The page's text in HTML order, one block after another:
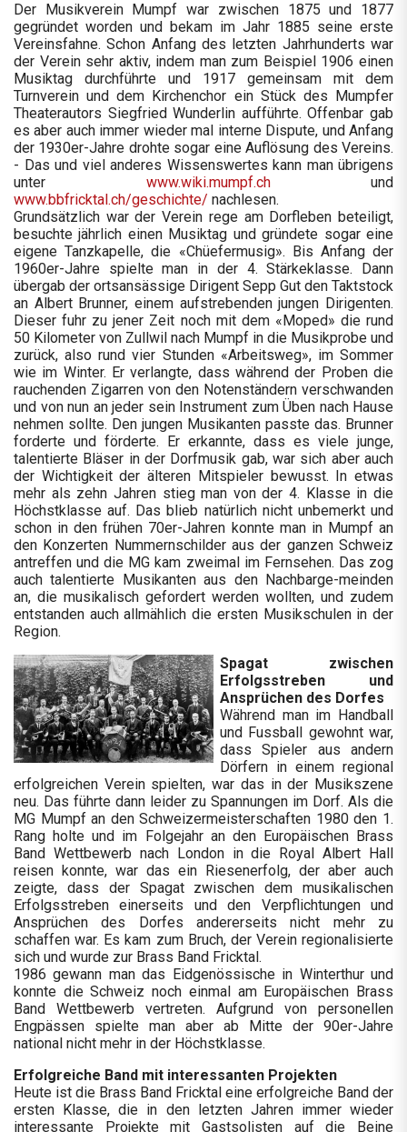
Der Musikverein Mumpf war zwischen 1875 und 1877
gegründet worden und bekam im Jahr 1885 seine erste
Vereinsfahne. Schon Anfang des letzten Jahrhunderts war
der Verein sehr aktiv, indem man zum Beispiel 1906 einen
Musiktag durchführte und 1917 gemeinsam mit dem
Turnverein und dem Kirchenchor ein Stück des Mumpfer
Theaterautors Siegfried Wunderlin aufführte. Offenbar gab
es aber auch immer wieder mal interne Dispute, und Anfang
der 1930er-Jahre drohte sogar eine Auflösung des Vereins.
- Das und viel anderes Wissenswertes kann man übrigens
unter www.wiki.mumpf.chund
www.bbfricktal.ch/geschichte/ nachlesen.
Grundsätzlich war der Verein rege am Dorfleben beteiligt,
besuchte jährlich einen Musiktag und gründete sogar eine
eigene Tanzkapelle, die «Chüefermusig». Bis Anfang der
1960er-Jahre spielte man in der 4. Stärkeklasse. Dann
übergab der ortsansässige Dirigent Sepp Gut den Taktstock
an Albert Brunner, einem aufstrebenden jungen Dirigenten.
Dieser fuhr zu jener Zeit noch mit dem «Moped» die rund
50 Kilometer von Zullwil nach Mumpf in die Musikprobe und
zurück, also rund vier Stunden «Arbeitsweg», im Sommer
wie im Winter. Er verlangte, dass während der Proben die
rauchenden Zigarren von den Notenständern verschwanden
und von nun an jeder sein Instrument zum Üben nach Hause
nehmen sollte. Den jungen Musikanten passte das. Brunner
forderte und förderte. Er erkannte, dass es viele junge,
talentierte Bläser in der Dorfmusik gab, war sich aber auch
der Wichtigkeit der älteren Mitspieler bewusst. In etwas
mehr als zehn Jahren stieg man von der 4. Klasse in die
Höchstklasse auf. Das blieb natürlich nicht unbemerkt und
schon in den frühen 70er-Jahren konnte man in Mumpf an
den Konzerten Nummernschilder aus der ganzen Schweiz
antreffen und die MG kam zweimal im Fernsehen. Das zog
auch talentierte Musikanten aus den Nachbarge-meinden
an, die musikalisch gefordert werden wollten, und zudem
entstanden auch allmählich die ersten Musikschulen in der
Region.
Spagat zwischen
Erfolgsstreben und
Ansprüchen des Dorfes
Während man im Handball
und Fussball gewohnt war,
dass Spieler aus andern
Dörfern in einem regional
erfolgreichen Verein spielten, war das in der Musikszene
neu. Das führte dann leider zu Spannungen im Dorf. Als die
MG Mumpf an den Schweizermeisterschaften 1980 den 1.
Rang holte und im Folgejahr an den Europäischen Brass
Band Wettbewerb nach London in die Royal Albert Hall
reisen konnte, war das ein Riesenerfolg, der aber auch
zeigte, dass der Spagat zwischen dem musikalischen
Erfolgsstreben einerseits und den Verpflichtungen und
Ansprüchen des Dorfes andererseits nicht mehr zu
schaffen war. Es kam zum Bruch, der Verein regionalisierte
sich und wurde zur Brass Band Fricktal.
1986 gewann man das Eidgenössische in Winterthur und
konnte die Schweiz noch einmal am Europäischen Brass
Band Wettbewerb vertreten. Aufgrund von personellen
Engpässen spielte man aber ab Mitte der 90er-Jahre
national nicht mehr in der Höchstklasse.
Erfolgreiche Band mit interessanten Projekten
Heute ist die Brass Band Fricktal eine erfolgreiche Band der
ersten Klasse, die in den letzten Jahren immer wieder
interessante Projekte mit Gastsolisten auf die Beine